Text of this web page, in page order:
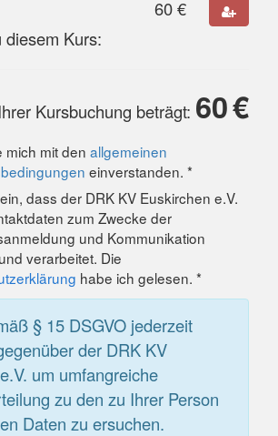
60€
diesem Kurs:
Kursbuchung beträgt: 60€
mich mit den allgemeinen
einverstanden. *
dass der DRK KV Euskirchen e.V.
zum Zwecke der
und Kommunikation
verarbeitet. Die
habe ich gelesen. *
§ 15 DSGVO jederzeit
der DRK KV
um umfangreiche
zu den zu Ihrer Person
Daten zu ersuchen.